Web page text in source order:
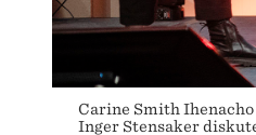
Carine Smith
Inger Stensaker